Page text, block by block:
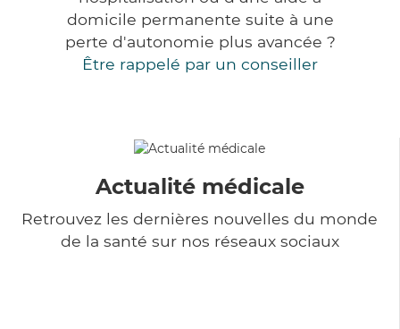
domicile permanente suite à une
perte d'autonomie plus avancée ?
Être rappelé par un conseiller
Actualité médicale
Retrouvez les dernières nouvelles du monde
de la santé sur nos réseaux sociaux